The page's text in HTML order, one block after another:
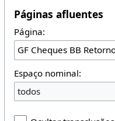
Páginas afluentes
Página:
Espaço nominal:
todos